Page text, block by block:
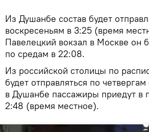
Из Душанбе состав будет
воскресеньям в 3:25 (время
Павелецкий вокзал в Москве он
по средам в 22:08.
Из российской столицы по
будет отправляться по
в Душанбе пассажиры приедут в
2:48 (время местное).